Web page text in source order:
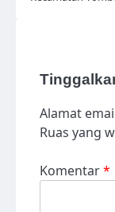
Alamat
Ruas yang
Komentar*